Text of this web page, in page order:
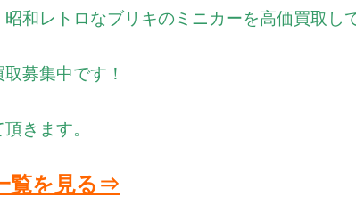
和レトロなブリキのミニカーを高価買取し
募集中です！
きます。
覧を見る⇒